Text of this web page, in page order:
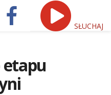
SŁUCHAJ
etapu